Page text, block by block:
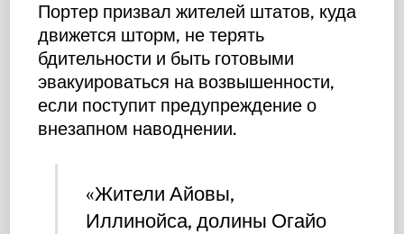
Портер призвал жителей штатов, куда
движется шторм, не терять
бдительности и быть готовыми
эвакуироваться на возвышенности,
если поступит предупреждение о
внезапном наводнении.
«Жители Айовы,
Иллинойса, долины Огайо